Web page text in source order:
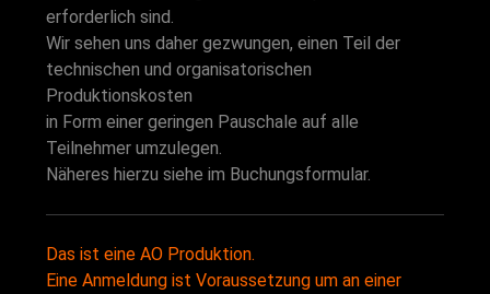
erforderlich sind.
Wir sehen uns daher gezwungen, einen Teil der
technischen und organisatorischen
Produktionskosten
in Form einer geringen Pauschale auf alle
Teilnehmer umzulegen.
Näheres hierzu siehe im Buchungsformular.
Das ist eine AO Produktion.
Eine Anmeldung ist Voraussetzung um an einer